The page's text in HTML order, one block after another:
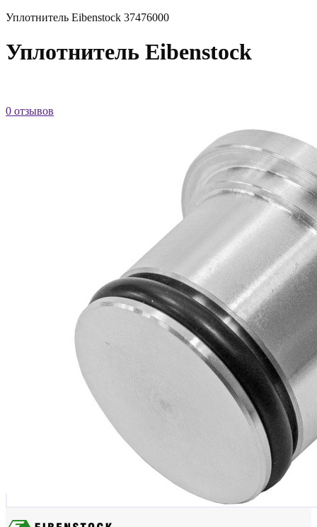
Уплотнитель Eibenstock 37476000
Уплотнитель Eibenstock
0 отзывов